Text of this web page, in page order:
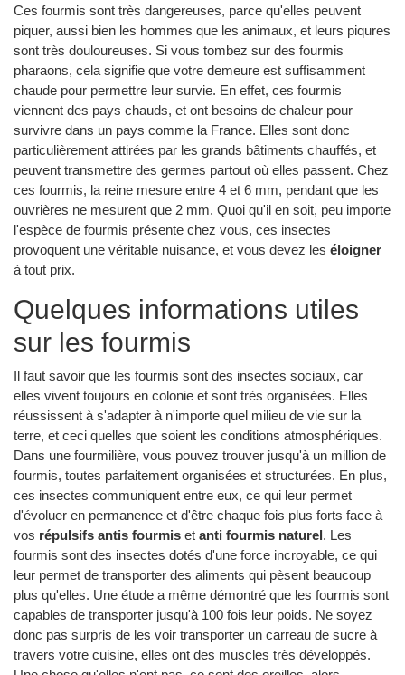
Ces fourmis sont très dangereuses, parce qu'elles peuvent
piquer, aussi bien les hommes que les animaux, et leurs piqures
sont très douloureuses. Si vous tombez sur des fourmis
pharaons, cela signifie que votre demeure est suffisamment
chaude pour permettre leur survie. En effet, ces fourmis
viennent des pays chauds, et ont besoins de chaleur pour
survivre dans un pays comme la France. Elles sont donc
particulièrement attirées par les grands bâtiments chauffés, et
peuvent transmettre des germes partout où elles passent. Chez
ces fourmis, la reine mesure entre 4 et 6 mm, pendant que les
ouvrières ne mesurent que 2 mm. Quoi qu'il en soit, peu importe
l'espèce de fourmis présente chez vous, ces insectes
provoquent une véritable nuisance, et vous devez les éloigner
à tout prix.
Quelques informations utiles
sur les fourmis
Il faut savoir que les fourmis sont des insectes sociaux, car
elles vivent toujours en colonie et sont très organisées. Elles
réussissent à s'adapter à n'importe quel milieu de vie sur la
terre, et ceci quelles que soient les conditions atmosphériques.
Dans une fourmilière, vous pouvez trouver jusqu'à un million de
fourmis, toutes parfaitement organisées et structurées. En plus,
ces insectes communiquent entre eux, ce qui leur permet
d'évoluer en permanence et d'être chaque fois plus forts face à
vos répulsifs antis fourmis et anti fourmis naturel. Les
fourmis sont des insectes dotés d'une force incroyable, ce qui
leur permet de transporter des aliments qui pèsent beaucoup
plus qu'elles. Une étude a même démontré que les fourmis sont
capables de transporter jusqu'à 100 fois leur poids. Ne soyez
donc pas surpris de les voir transporter un carreau de sucre à
travers votre cuisine, elles ont des muscles très développés.